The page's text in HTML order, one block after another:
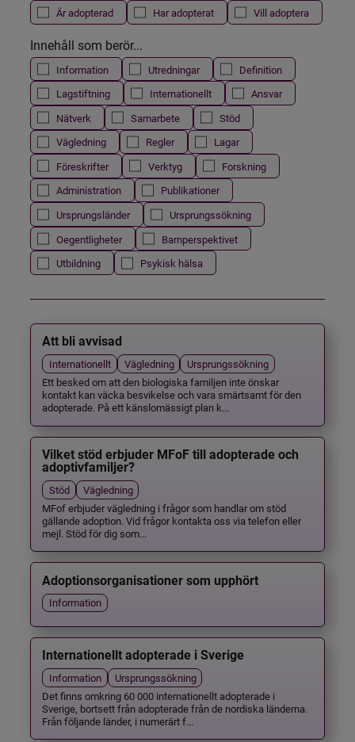
Är adopterad
Har adopterat Vill adoptera
Innehåll som berör...
Information Utredningar
Definition
Lagstiftning
Internationellt
Ansvar
Nätverk
Samarbete
Stöd
Vägledning
Regler
Lagar
Föreskrifter
Verktyg
Forskning
Administration
Publikationer
Ursprungsländer
Ursprungssökning
Oegentligheter
Barnperspektivet
Utbildning
Psykisk hälsa
Att bli avvisad
Internationellt Vägledning
Ursprungssökning
Ett besked om att den biologiska familjen inte önskar
kontakt kan väcka besvikelse och vara smärtsamt för den
adopterade. På ett känslomässigt plan k...
Vilket stöd erbjuder MFoF till adopterade och
adoptivfamiljer?
Stöd
Vägledning
MFof erbjuder vägledning i frågor som handlar om stöd
gällande adoption. Vid frågor kontakta oss via telefon eller
mejl. Stöd för dig som...
Adoptionsorganisationer som upphört
Information
Internationellt adopterade i Sverige
Information
Ursprungssökning
Det finns omkring 60 000 internationellt adopterade i
Sverige, bortsett från adopterade från de nordiska länderna.
Från följande länder, i numerärt f...